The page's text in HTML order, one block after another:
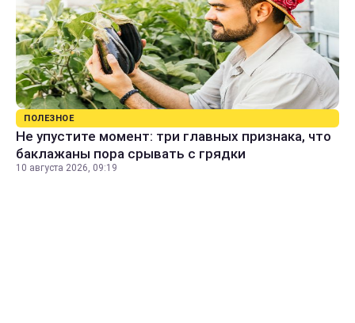
ПОЛЕЗНОЕ
Не упустите момент: три главных признака, что
баклажаны пора срывать с грядки
10 августа 2026, 09:19